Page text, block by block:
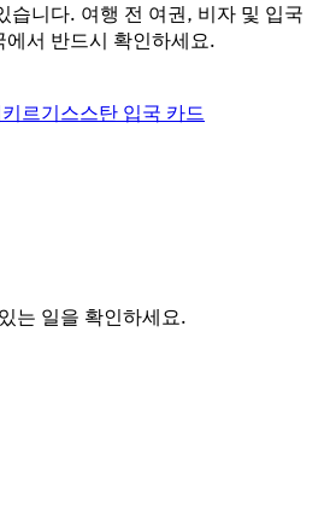
습니다. 여행 전 여권, 비자 및 입국
서 반드시 확인하세요.
키르기스스탄 입국 카드
는 일을 확인하세요.